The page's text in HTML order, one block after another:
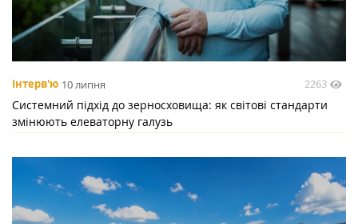
Інтерв'ю 10 липня 2263
Системний підхід до зерносховища: як світові стандарти
змінюють елеваторну галузь